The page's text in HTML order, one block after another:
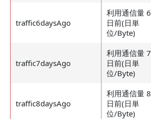
traffic6daysAgo
利用通信量 6
日前(日単
位/Byte)
traffic7daysAgo
利用通信量 7
日前(日単
位/Byte)
traffic8daysAgo
利用通信量 8
日前(日単
位/Byte)